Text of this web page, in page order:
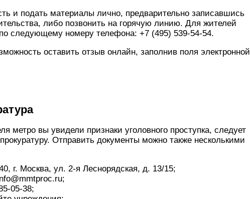
и подать материалы лично, предварительно записавшись
либо позвонить на горячую линию. Для жителей
следующему номеру телефона: +7 (495) 539-54-54.
оставить отзыв онлайн, заполнив поля электронной
метро вы увидели признаки уголовного проступка, следует
Отправить документы можно также несколькими
г. Москва, ул. 2-я Леснорядская, д. 13/15;
05-38;